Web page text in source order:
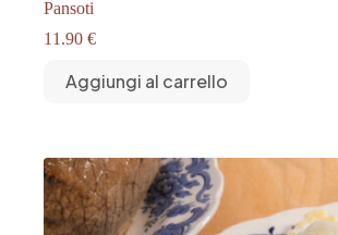
Pansoti
11.90 €
Aggiungi al carrello